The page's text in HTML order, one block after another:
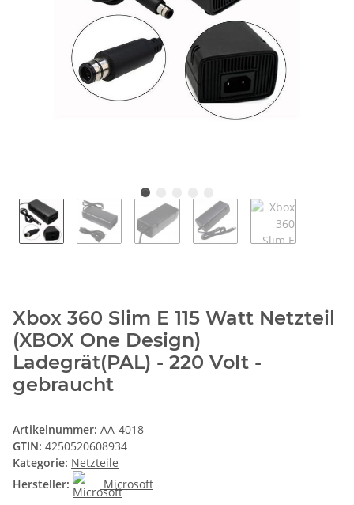
Xbox 360 Slim E 115 Watt Netzteil
(XBOX One Design)
Ladegrät(PAL) - 220 Volt -
gebraucht
Artikelnummer: AA-4018
GTIN: 4250520608934
Kategorie: Netzteile
Hersteller:
Microsoft